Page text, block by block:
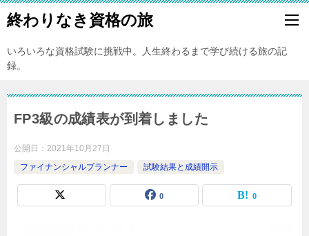
終わりなき資格の旅
いろいろな資格試験に挑戦中。人生終わるまで学び続ける旅の記
録。
FP3級の成績表が到着しました
公開日： 2021年10月27日
ファイナンシャルプランナー
試験結果と成績開示
0 0